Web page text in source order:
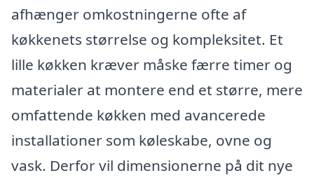
afhænger omkostningerne ofte af
køkkenets størrelse og kompleksitet. Et
lille køkken kræver måske færre timer og
materialer at montere end et større, mere
omfattende køkken med avancerede
installationer som køleskabe, ovne og
vask. Derfor vil dimensionerne på dit nye